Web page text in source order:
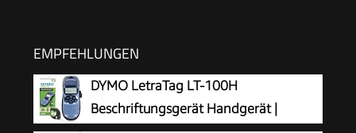
EMPFEHLUNGEN
DYMO LetraTag LT-100H
Beschriftungsgerät Handgerät |